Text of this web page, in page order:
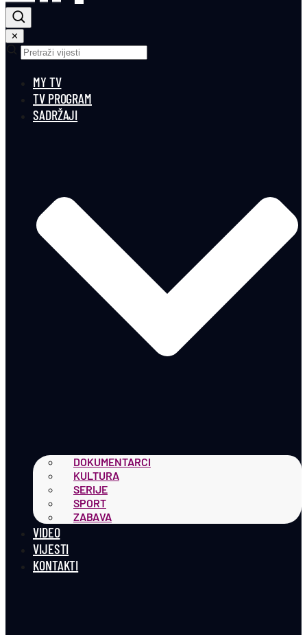
✕
MY TV
TV PROGRAM
SADRŽAJI
DOKUMENTARCI
KULTURA
SERIJE
SPORT
ZABAVA
VIDEO
VIJESTI
KONTAKTI